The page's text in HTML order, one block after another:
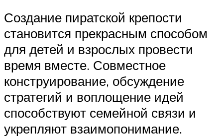
Создание пиратской крепости
становится прекрасным способом
для детей и взрослых провести
время вместе. Совместное
конструирование, обсуждение
стратегий и воплощение идей
способствуют семейной связи и
укрепляют взаимопонимание.